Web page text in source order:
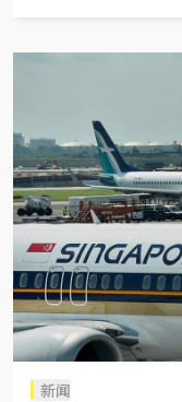
新闻